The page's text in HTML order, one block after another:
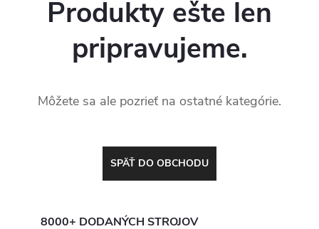
Produkty ešte len
pripravujeme.
Môžete sa ale pozrieť na ostatné kategórie.
SPÄŤ DO OBCHODU
8000+ DODANÝCH STROJOV